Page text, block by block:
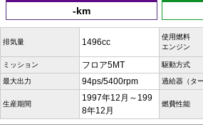
-km
排気量 1496cc
使用燃料
エンジン
ミッション フロア5MT 駆動方式
最大出力 94ps/5400rpm 過給器（ター
生産期間
1997年12月～199
8年12月
燃費性能